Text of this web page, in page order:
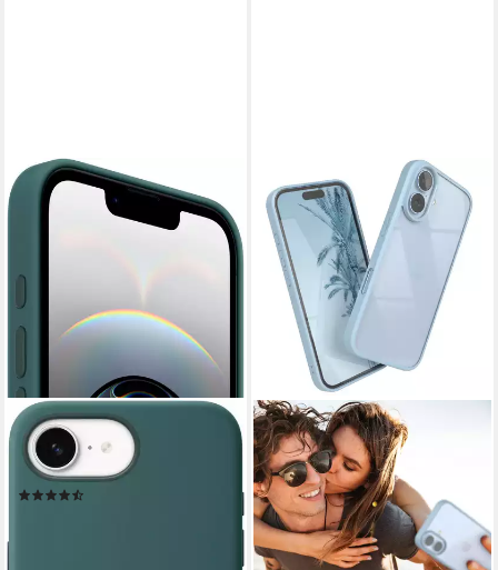
APPLE
Smartphone-Hülle iPhone 16e
Silikon Case 15,4 cm (6,1 Zoll)